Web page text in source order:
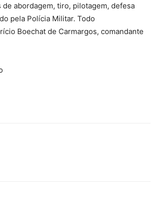
abordagem, tiro, pilotagem, defesa
pela Polícia Militar. Todo
Boechat de Carmargos, comandante